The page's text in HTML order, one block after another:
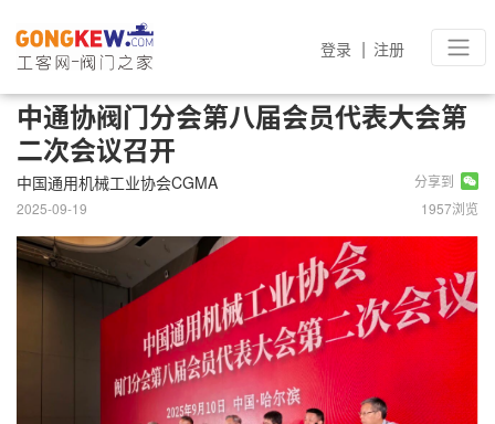
登录 | 注册
中通协阀门分会第八届会员代表大会第
二次会议召开
中国通用机械工业协会CGMA
分享到
2025-09-19
1957浏览